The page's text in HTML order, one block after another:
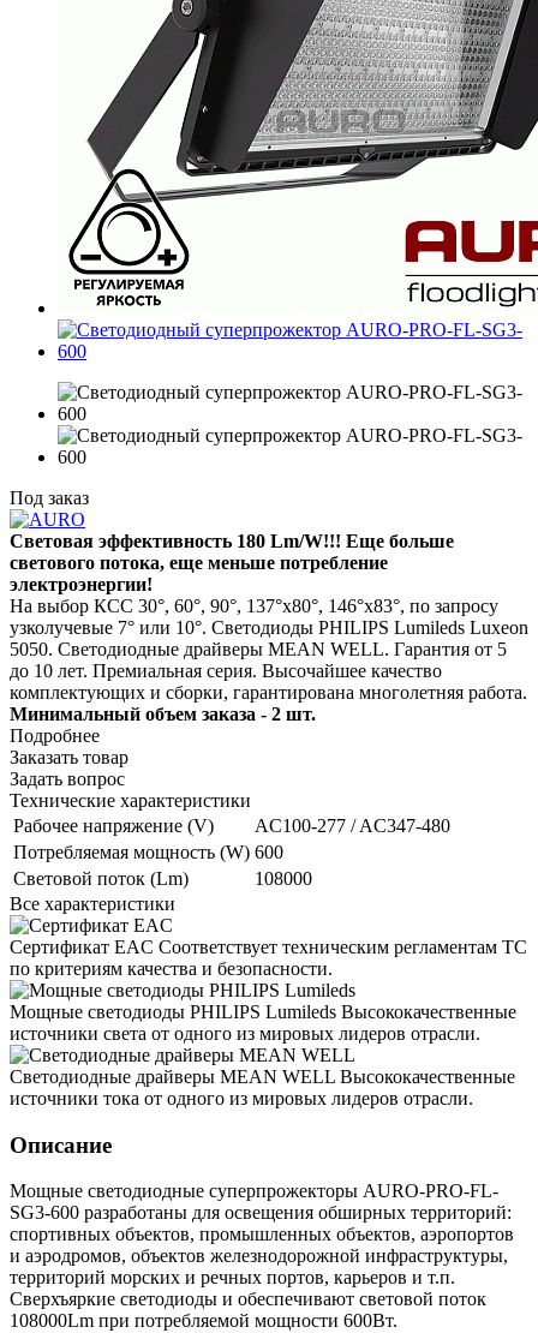
Под заказ
Световая эффективность 180 Lm/W!!! Еще больше
светового потока, еще меньше потребление
электроэнергии!
На выбор КСС 30°, 60°, 90°, 137°x80°, 146°x83°, по запросу
узколучевые 7° или 10°. Светодиоды PHILIPS Lumileds Luxeon
5050. Светодиодные драйверы MEAN WELL. Гарантия от 5
до 10 лет. Премиальная серия. Высочайшее качество
комплектующих и сборки, гарантирована многолетняя работа.
Минимальный объем заказа - 2 шт.
Подробнее
Заказать товар
Задать вопрос
Технические характеристики
Рабочее напряжение (V)
AC100-277 / AC347-480
Потребляемая мощность (W) 600
Световой поток (Lm)
108000
Все характеристики
Сертификат EAC Соответствует техническим регламентам ТС
по критериям качества и безопасности.
Мощные светодиоды PHILIPS Lumileds Высококачественные
источники света от одного из мировых лидеров отрасли.
Светодиодные драйверы MEAN WELL Высококачественные
источники тока от одного из мировых лидеров отрасли.
Описание
Мощные светодиодные суперпрожекторы AURO-PRO-FL-
SG3-600 разработаны для освещения обширных территорий:
спортивных объектов, промышленных объектов, аэропортов
и аэродромов, объектов железнодорожной инфраструктуры,
территорий морских и речных портов, карьеров и т.п.
Сверхъяркие светодиоды и обеспечивают световой поток
108000Lm при потребляемой мощности 600Вт.